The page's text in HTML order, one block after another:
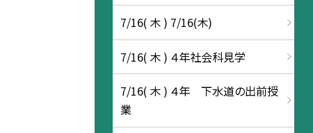
7/16( 木 ) 7/16(木)
7/16( 木 ) ４年社会科見学
7/16( 木 ) ４年 下水道の出前授
業